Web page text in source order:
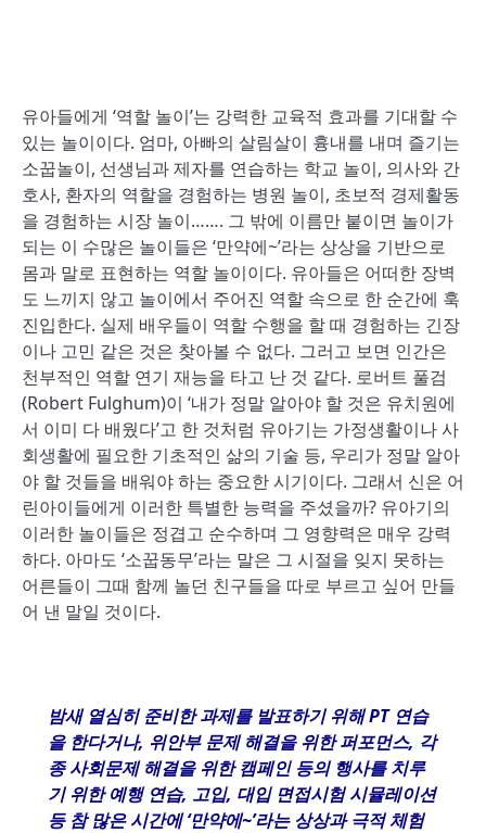
유아들에게 ‘역할 놀이’는 강력한 교육적 효과를 기대할 수
있는 놀이이다. 엄마, 아빠의 살림살이 흉내를 내며 즐기는
소꿉놀이, 선생님과 제자를 연습하는 학교 놀이, 의사와 간
호사, 환자의 역할을 경험하는 병원 놀이, 초보적 경제활동
을 경험하는 시장 놀이……. 그 밖에 이름만 붙이면 놀이가
되는 이 수많은 놀이들은 ‘만약에~’라는 상상을 기반으로
몸과 말로 표현하는 역할 놀이이다. 유아들은 어떠한 장벽
도 느끼지 않고 놀이에서 주어진 역할 속으로 한 순간에 훅
진입한다. 실제 배우들이 역할 수행을 할 때 경험하는 긴장
이나 고민 같은 것은 찾아볼 수 없다. 그러고 보면 인간은
천부적인 역할 연기 재능을 타고 난 것 같다. 로버트 풀검
(Robert Fulghum)이 ‘내가 정말 알아야 할 것은 유치원에
서 이미 다 배웠다’고 한 것처럼 유아기는 가정생활이나 사
회생활에 필요한 기초적인 삶의 기술 등, 우리가 정말 알아
야 할 것들을 배워야 하는 중요한 시기이다. 그래서 신은 어
린아이들에게 이러한 특별한 능력을 주셨을까? 유아기의
이러한 놀이들은 정겹고 순수하며 그 영향력은 매우 강력
하다. 아마도 ‘소꿉동무’라는 말은 그 시절을 잊지 못하는
어른들이 그때 함께 놀던 친구들을 따로 부르고 싶어 만들
어 낸 말일 것이다.
밤새 열심히 준비한 과제를 발표하기 위해PT 연습
을 한다거나, 위안부 문제 해결을 위한 퍼포먼스, 각
종 사회문제 해결을 위한 캠페인 등의 행사를 치루
기 위한 예행 연습, 고입, 대입 면접시험 시뮬레이션
등 참 많은 시간에‘만약에~’라는 상상과 극적 체험